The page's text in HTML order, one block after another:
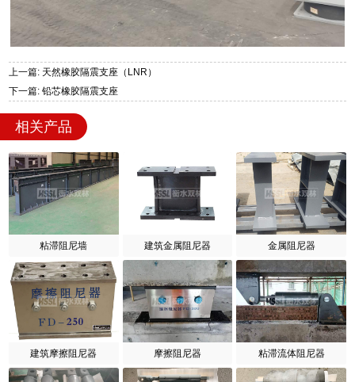
上一篇: 天然橡胶隔震支座（LNR）
下一篇: 铅芯橡胶隔震支座
相关产品
粘滞阻尼墙 建筑金属阻尼器 金属阻尼器
建筑摩擦阻尼器 摩擦阻尼器 粘滞流体阻尼器